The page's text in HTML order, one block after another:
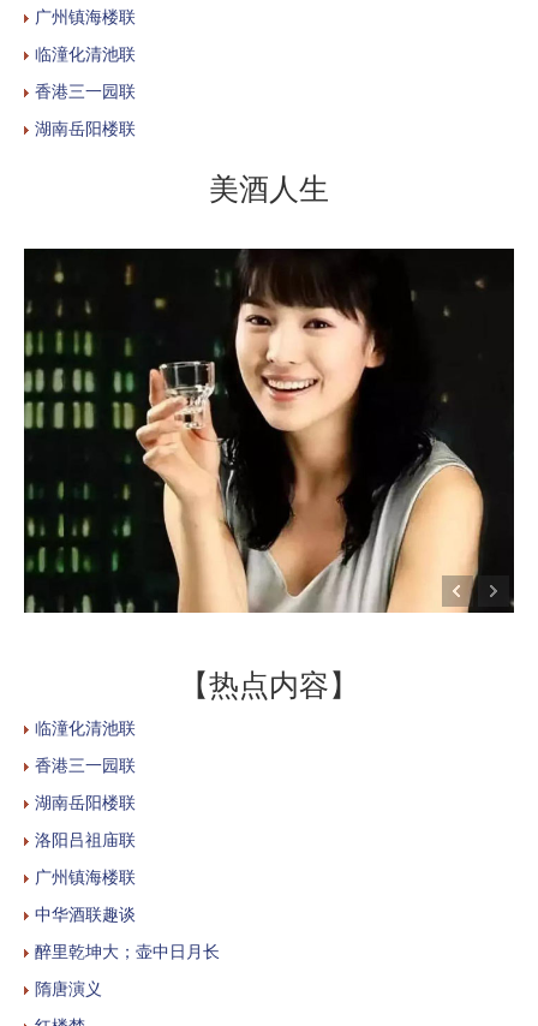
广州镇海楼联
临潼化清池联
香港三一园联
湖南岳阳楼联
美酒人生
【热点内容】
临潼化清池联
香港三一园联
湖南岳阳楼联
洛阳吕祖庙联
广州镇海楼联
中华酒联趣谈
醉里乾坤大；壶中日月长
隋唐演义